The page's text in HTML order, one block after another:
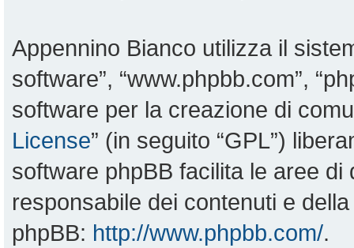
Appennino Bianco utilizza il
software”, “www.phpbb.com”,
software per la creazione di
License” (in seguito “GPL”)
software phpBB facilita le aree
responsabile dei contenuti e
phpBB: http://www.phpbb.com/.